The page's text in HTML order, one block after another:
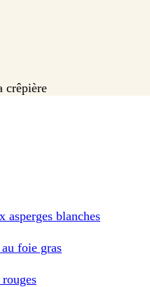
crêpière
asperges blanches
foie gras